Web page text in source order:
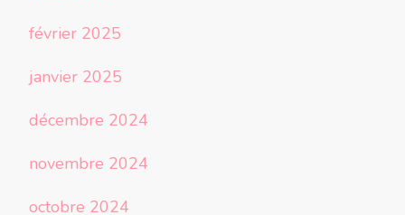
février 2025
janvier 2025
décembre 2024
novembre 2024
octobre 2024